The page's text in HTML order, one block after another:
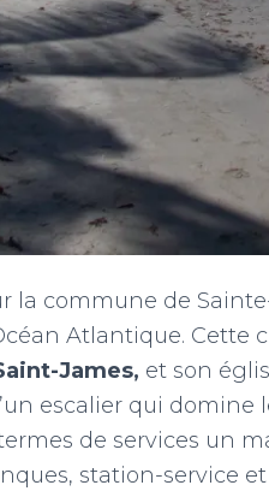
la commune de
Atlantique.
James, et son
escalier qui domine
de services un
station-service